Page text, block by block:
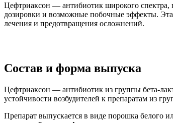
Цефтриаксон — антибиотик широкого спектра,
дозировки и возможные побочные эффекты. Эта
лечения и предотвращения осложнений.
Состав и форма выпуска
Цефтриаксон — антибиотик из группы бета-
устойчивости возбудителей к препаратам из
Препарат выпускается в виде порошка